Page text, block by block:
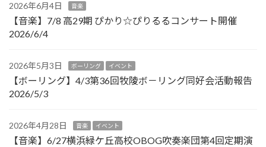
2026年6月4日 音楽
【音楽】7/8 高29期 ぴかり☆ぴりるるコンサート開催
2026/6/4
2026年5月3日 ボーリング イベント
【ボーリング】4/3第36回牧陵ボ－リング同好会活動報告
2026/5/3
2026年4月28日 音楽 イベント
【音楽】6/27横浜緑ケ丘高校OBOG吹奏楽団第4回定期演